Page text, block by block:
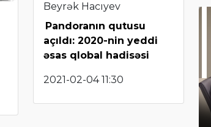
Beyrək Hacıyev
Pandoranın qutusu
açıldı: 2020-nin yeddi
əsas qlobal hadisəsi
2021-02-04 11:30